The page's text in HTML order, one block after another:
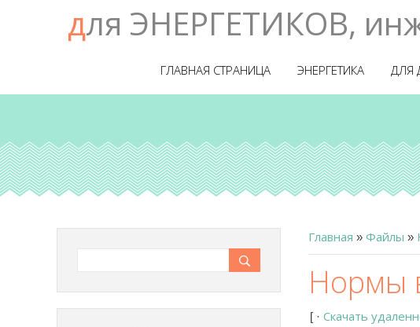
для ЭНЕРГЕТИКОВ,
ГЛАВНАЯ СТРАНИЦА ЭНЕРГЕТИКА ДЛЯ
Главная » Файлы »
Нормы
[ · Скачать